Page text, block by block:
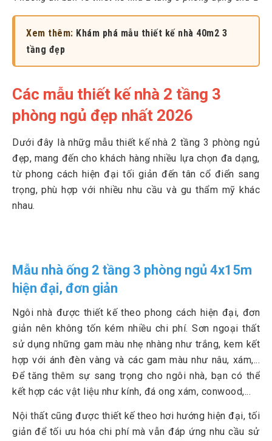
Xem thêm: Khám phá mẫu thiết kế nhà 40m2 3
tầng đẹp
Các mẫu thiết kế nhà 2 tầng 3
phòng ngủ đẹp nhất 2026
Dưới đây là nhữg mẫu thiết kế nhà 2 tầng 3 phòng ngủ
đẹp, mang đến cho khách hàng nhiều lựa chọn đa dạng,
từ phong cách hiện đại tối giản đến tân cổ điển sang
trọng, phù hợp với nhiều nhu cầu và gu thẩm mỹ khác
nhau.
Mẫu nhà ống 2 tầng 3 phòng ngủ 4x15m
hiện đại, đơn giản
Ngôi nhà được thiết kế theo phong cách hiện đại, đơn
giản nên không tốn kém nhiều chi phí. Sơn ngoại thất
sử dụng những gam màu nhẹ nhàng như trắng, kem kết
hợp với ánh đèn vàng và các gam màu như nâu, xám,...
Để tăng thêm sự sang trọng cho ngôi nhà, bạn có thể
kết hợp các vật liệu như kính, đá ong xám, conwood,...
Nội thất cũng được thiết kế theo hơi hướng hiện đại, tối
giản để tối ưu hóa chi phí mà vẫn đáp ứng nhu cầu sử